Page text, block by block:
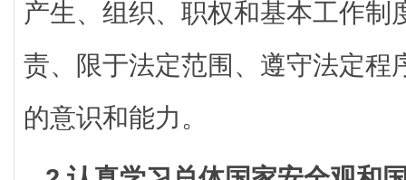
产生、组织、职权和基本工作制
责、限于法定范围、遵守法定程
的意识和能力。